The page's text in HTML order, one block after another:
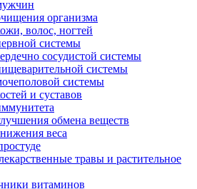
организма
волос, ногтей
системы
сосудистой системы
системы
системы
и суставов
обмена веществ
веса
травы и растительное
витаминов